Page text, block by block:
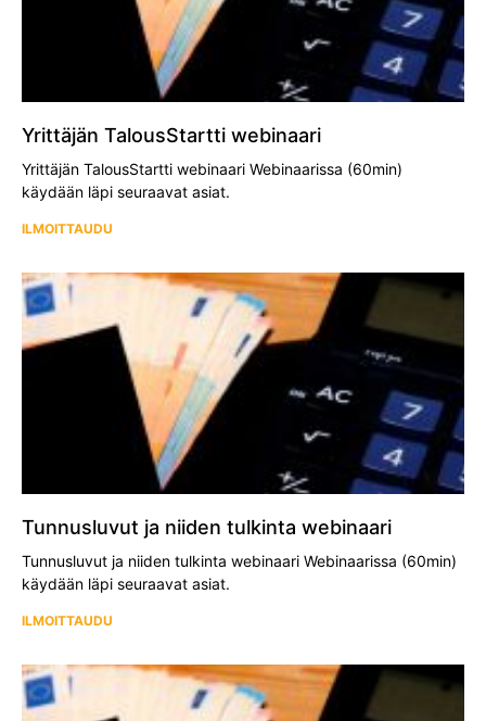
Yrittäjän TalousStartti webinaari
Yrittäjän TalousStartti webinaari Webinaarissa (60min)
käydään läpi seuraavat asiat.
ILMOITTAUDU
Tunnusluvut ja niiden tulkinta webinaari
Tunnusluvut ja niiden tulkinta webinaari Webinaarissa (60min)
käydään läpi seuraavat asiat.
ILMOITTAUDU